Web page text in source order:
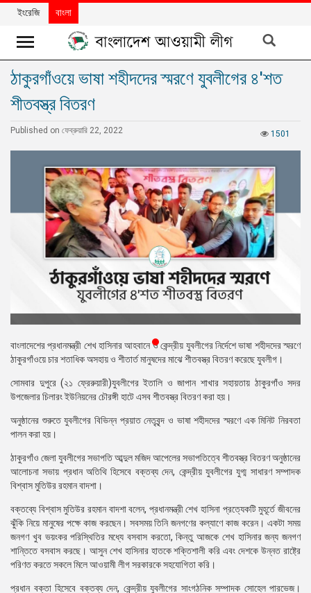
খবর
দলের
বিশেষ
প্রেস
রিলিজ
গ্যালারি
বিএনপি-
জামায়াত
সহিংসতা
সংগঠন
নির্বাচনী
ইশতেহার
ইংরেজি বাংলা
ঠাকুরগাঁওয়ে ভাষা শহীদদের স্মরণে যুবলীগের ৪'শত
শীতবস্ত্র বিতরণ
1501
Published on ফেব্রুয়ারি 22, 2022
বাংলাদেশের প্রধানমন্ত্রী শেখ হাসিনার আহবানে ও কেন্দ্রীয় যুবলীগের নির্দেশে ভাষা শহীদদের স্মরণে
ঠাকুরগাঁওয়ে চার শতাধিক অসহায় ও শীতার্ত মানুষদের মাঝে শীতবস্ত্র বিতরণ করেছে যুবলীগ।
সোমবার দুপুরে (২১ ফ্রেরুয়ারী)যুবলীগের ইতালি ও জাপান শাখার সহায়তায় ঠাকুরগাঁও সদর
উপজেলার চিলারং ইউনিয়নের চৌরঙ্গী হাটে এসব শীতবস্ত্র বিতরণ করা হয়।
অনুষ্ঠানের শুরুতে যুবলীগের বিভিন্ন প্রয়াত নেতৃবৃন্দ ও ভাষা শহীদদের স্মরণে এক মিনিট নিরবতা
পালন করা হয়।
ঠাকুরগাঁও জেলা যুবলীগের সভাপতি আব্দুল মজিদ আপেলের সভাপতিত্বে শীতবস্ত্র বিতরণ অনুষ্ঠানের
আলোচনা সভায় প্রধান অতিথি হিসেবে বক্তব্য দেন, কেন্দ্রীয় যুবলীগের যুগ্ম সাধারণ সম্পাদক
বিশ্বাস মুতিউর রহমান বাদশা।
বক্তব্যে বিশ্বাস মুতিউর রহমান বাদশা বলেন, প্রধানমন্ত্রী শেখ হাসিনা প্রত্যেকটি মুহূর্তে জীবনের
ঝুঁকি নিয়ে মানুষের পক্ষে কাজ করছেন। সবসময় তিনি জনগণের কল্যাণে কাজ করেন। একটা সময়
জনগণ খুব ভয়ংকর পরিস্থিতির মধ্যে বসবাস করতো, কিন্তু আজকে শেখ হাসিনার জন্য জনগণ
শান্তিতে বসবাস করছে। আসুন শেখ হাসিনার হাতকে শক্তিশালী করি এবং দেশকে উন্নত রাষ্ট্রে
পরিণত করতে সকলে মিলে আওয়ামী লীগ সরকারকে সহযোগিতা করি।
প্রধান বক্তা হিসেবে বক্তব্য দেন, কেন্দ্রীয় যুবলীগের সাংগঠনিক সম্পাদক সোহেল পারভেজ।